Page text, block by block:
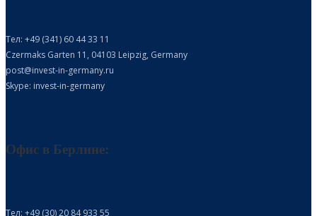
Тел: +49 (341) 60 44 33 11
Czermaks Garten 11, 04103 Leipzig, Germany
post@invest-in-germany.ru
Skype: invest-in-germany
Офис в Берлине:
Тел: +49 (30) 20 84 933 55